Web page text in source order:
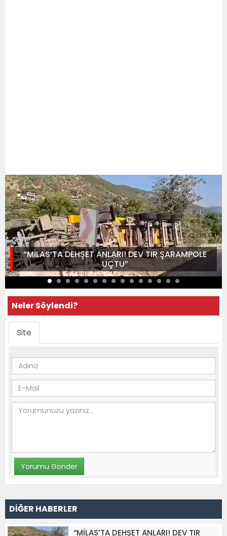
“MİLAS’TA DEHŞET ANLARI! DEV TIR ŞARAMPOLE
UÇTU”
Neler Söylendi?
Site
DİĞER HABERLER
“MİLAS’TA DEHŞET ANLARI! DEV TIR